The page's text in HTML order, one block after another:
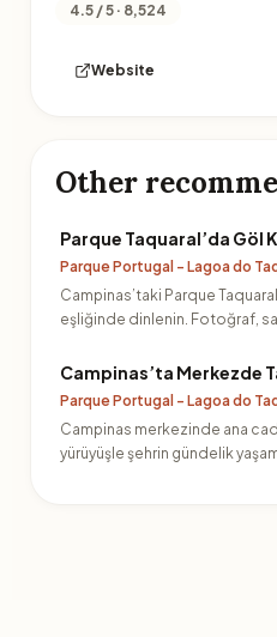
4.5 / 5 · 8,524
Website
Other
Parque Taquaral’da Göl
Parque Portugal - Lagoa do
Campinas’taki Parque
eşliğinde dinlenin. Fotoğraf,
Campinas’ta Merkezde
Parque Portugal - Lagoa do
Campinas merkezinde ana
yürüyüşle şehrin gündelik